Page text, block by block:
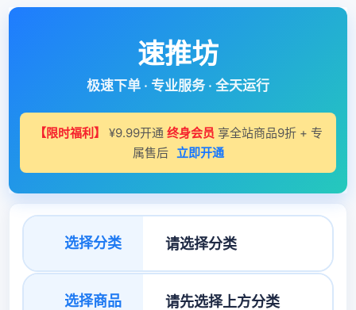
速推坊
极速下单 · 专业服务 · 全天运行
【限时福利】 ¥9.99开通 终身会员 享全站商品9折 + 专
属售后 立即开通
选择分类
选择商品